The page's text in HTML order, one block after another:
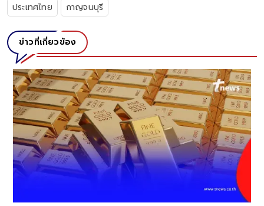
ประเทศไทย
กาญจนบุรี
ข่าวที่เกี่ยวข้อง